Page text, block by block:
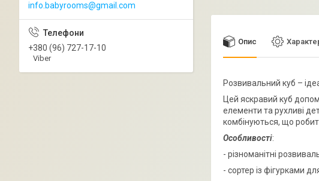
Опис
Розвивальний куб –
Цей яскравий куб
елементи та рухливі
комбінуються, що
Особливості:
- різноманітні
- сортер із фігурками
info.babyrooms@gmail.com
+380 (96) 727-17-10
Viber